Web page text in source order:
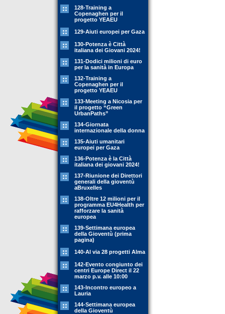
128-Training a
Copenaghen per il
progetto YEAEU
129-Aiuti europei per Gaza
130-Potenza è Città
italiana dei Giovani 2024!
131-Dodici milioni di euro
per la sanità in Europa
132-Training a
Copenaghen per il
progetto YEAEU
133-Meeting a Nicosia per
il progetto “Green
UrbanPaths”
134-Giornata
internazionale della donna
135-Aiuti umanitari
europei per Gaza
136-Potenza è la Città
italiana dei giovani 2024!
137-Riunione dei Direttori
generali della gioventù
aBruxelles
138-Oltre 12 milioni per il
programma EU4Health per
rafforzare la sanità
europea
139-Settimana europea
della Gioventù (prima
pagina)
140-Al via 28 progetti Alma
142-Evento congiunto dei
centri Europe Direct il 22
marzo p.v. alle 10:00
143-Incontro europeo a
Lauria
144-Settimana europea
della Gioventù